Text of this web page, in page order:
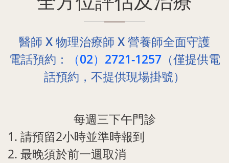
醫師 X 物理治療師 X 營養師全面守護
電話預約：
（02）2721-1257（僅提供電
話預約，不提供現場掛號）
每週三下午門診
請預留2小時並準時報到
最晚須於前一週取消